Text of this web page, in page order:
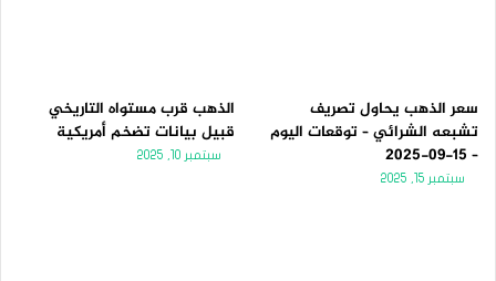
سعر الذهب يحاول تصريف
تشبعه الشرائي – توقعات اليوم
– 15-09-2025
سبتمبر 15, 2025
الذهب قرب مستواه التاريخي
قبيل بيانات تضخم أمريكية
سبتمبر 10, 2025